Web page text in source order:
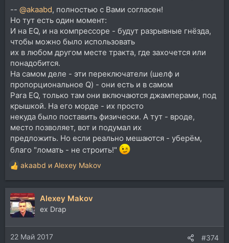
-- @akaabd, полностью с Вами согласен!
Но тут есть один момент:
И на EQ, и на компрессоре - будут разрывные гнёзда,
чтобы можно было использовать
их в любом другом месте тракта, где захочется или
понадобится.
На самом деле - эти переключатели (шелф и
пропорциональное Q) - они есть и в самом
Para EQ, только там они включаются джамперами, под
крышкой. На его морде - их просто
некуда было поставить физически. А тут - вроде,
место позволяет, вот и подумал их
предложить. Но если реально мешаются - уберём,
благо "ломать - не строить!"
Р
е
а
к
ц
и
и
:
akaabd и Alexey Makov
Alexey Makov
ex Drap
22 Май 2017 #374